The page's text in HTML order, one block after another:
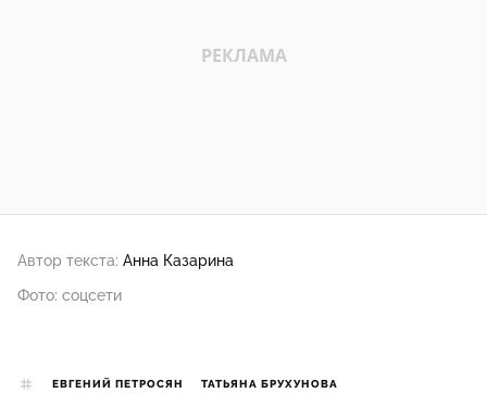
Автор текста: Анна Казарина
Фото: соцсети
ЕВГЕНИЙ ПЕТРОСЯН ТАТЬЯНА БРУХУНОВА